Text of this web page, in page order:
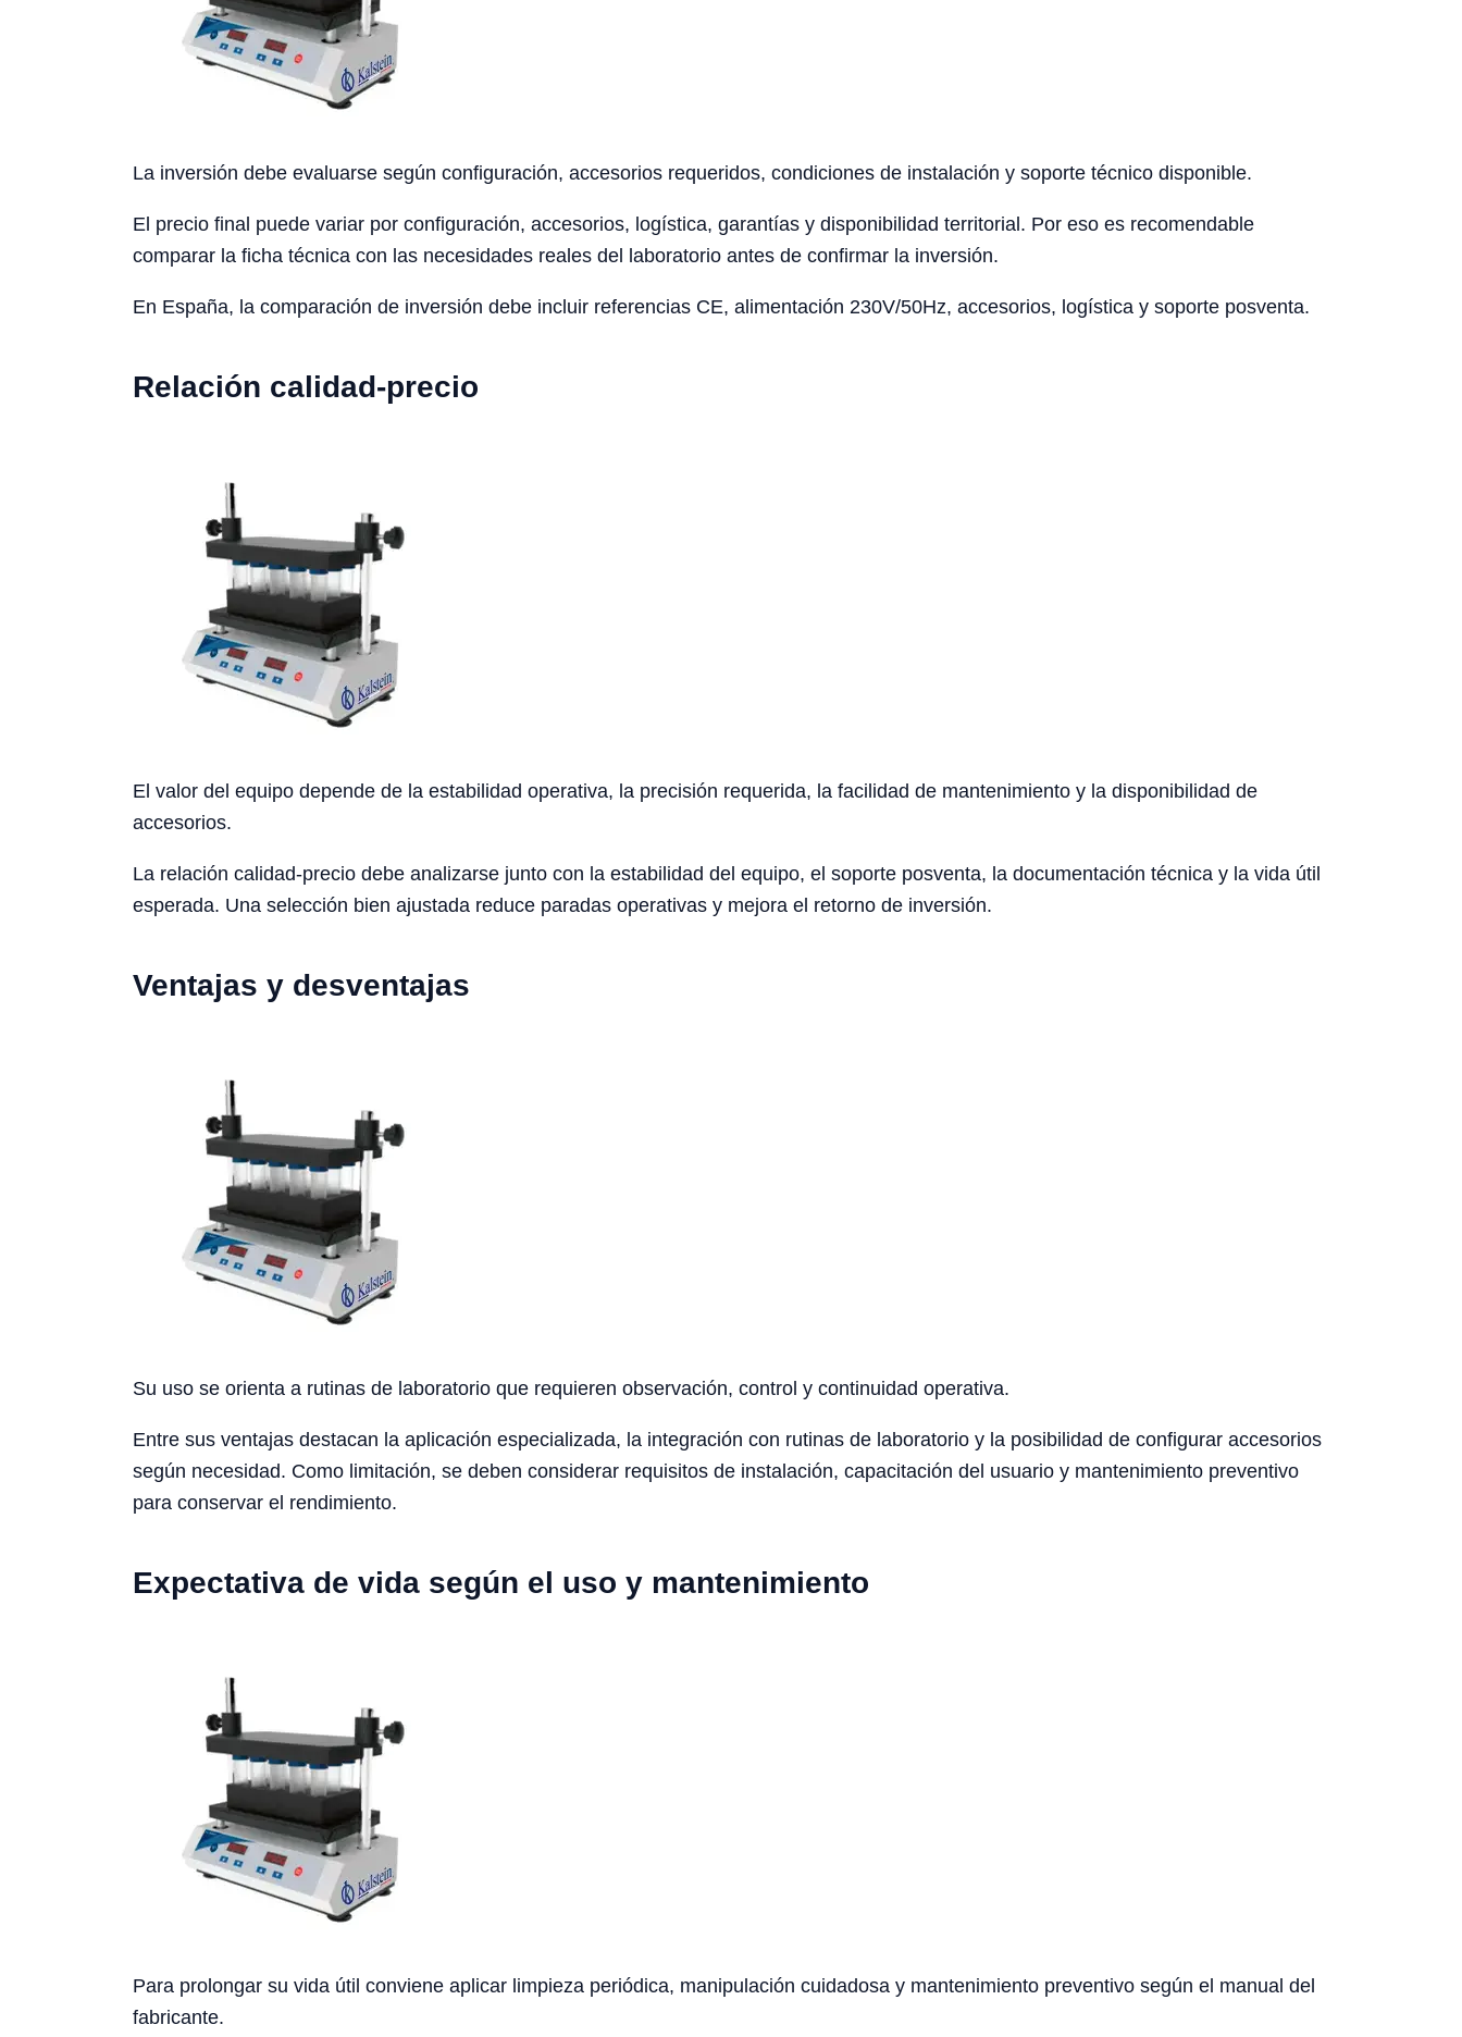
La inversión debe evaluarse según configuración, accesorios requeridos, condiciones de instalación y soporte técnico disponible.
El precio final puede variar por configuración, accesorios, logística, garantías y disponibilidad territorial. Por eso es recomendable
comparar la ficha técnica con las necesidades reales del laboratorio antes de confirmar la inversión.
En España, la comparación de inversión debe incluir referencias CE, alimentación 230V/50Hz, accesorios, logística y soporte posventa.
Relación calidad-precio
El valor del equipo depende de la estabilidad operativa, la precisión requerida, la facilidad de mantenimiento y la disponibilidad de
accesorios.
La relación calidad-precio debe analizarse junto con la estabilidad del equipo, el soporte posventa, la documentación técnica y la vida útil
esperada. Una selección bien ajustada reduce paradas operativas y mejora el retorno de inversión.
Ventajas y desventajas
Su uso se orienta a rutinas de laboratorio que requieren observación, control y continuidad operativa.
Entre sus ventajas destacan la aplicación especializada, la integración con rutinas de laboratorio y la posibilidad de configurar accesorios
según necesidad. Como limitación, se deben considerar requisitos de instalación, capacitación del usuario y mantenimiento preventivo
para conservar el rendimiento.
Expectativa de vida según el uso y mantenimiento
Para prolongar su vida útil conviene aplicar limpieza periódica, manipulación cuidadosa y mantenimiento preventivo según el manual del
fabricante.